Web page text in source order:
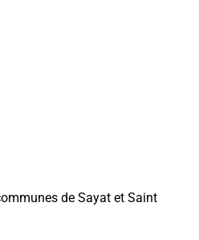
de Sayat et Saint